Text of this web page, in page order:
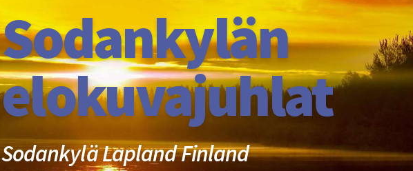
Sodankylän
elokuvajuhlat
Sodankylä Lapland Finland